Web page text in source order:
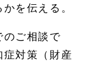
を伝える。
のご相談で
症対策（財産